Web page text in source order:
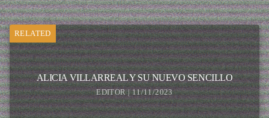
RELATED
ALICIA VILLARREAL Y SU NUEVO SENCILLO
EDITOR | 11/11/2023